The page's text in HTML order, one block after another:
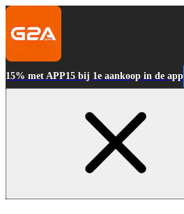
15% met APP15 bij 1e aankoop in de app